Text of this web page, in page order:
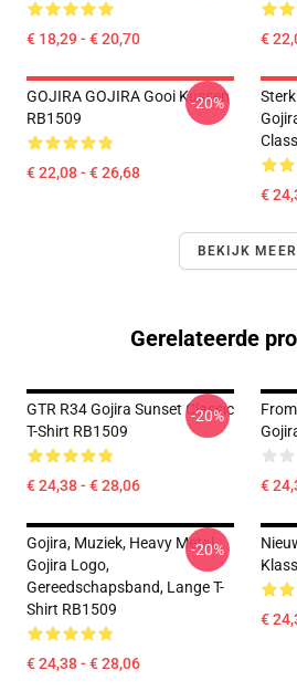
€ 18,29 - € 20,70 €
GOJIRA GOJIRA Gooi Kussen
RB1509
€ 22,08 - € 26,68
-20%
€
BEKIJK MEER
Gerelateerde
GTR R34 Gojira Sunset Classic
T-Shirt RB1509
€ 24,38 - € 28,06
-20%
€
Gojira, Muziek, Heavy Metal,
Gojira Logo,
Gereedschapsband, Lange T-
Shirt RB1509
€ 24,38 - € 28,06
-20%
€